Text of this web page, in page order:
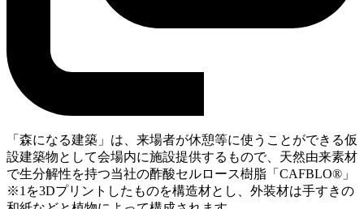
「森になる建築」は、来場者が休憩等に使うことができる仮
設建築物として会場内に施設提供するもので、天然由来素材
で生分解性を持つ当社の酢酸セルロース樹脂「CAFBLO®」
※1を3Dプリントしたものを構造材とし、外装材は手すきの